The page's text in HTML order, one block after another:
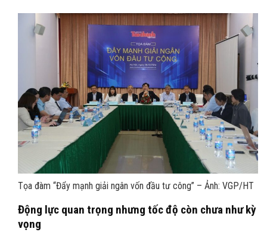
Tọa đàm “Đẩy mạnh giải ngân vốn đầu tư công” – Ảnh: VGP/HT
Động lực quan trọng nhưng tốc độ còn chưa như kỳ
vọng